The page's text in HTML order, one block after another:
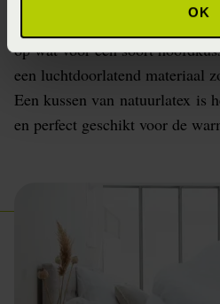
OK
speciaal zomerdekbed is
op wat voor een soort
een luchtdoorlatend materiaal
Een kussen van natuurlatex is
en perfect geschikt voor de